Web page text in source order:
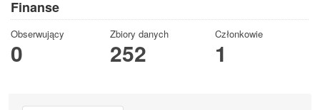
Finanse
Obserwujący
0
Zbiory danych
252
Członkowie
1